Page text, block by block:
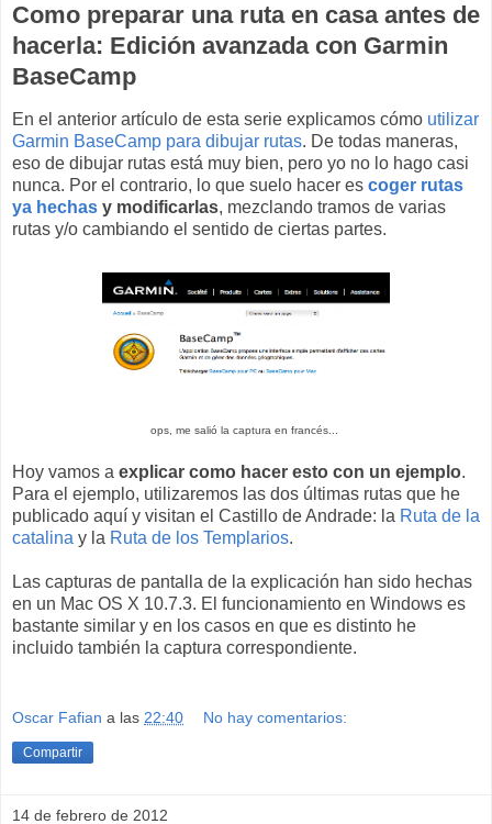
Como preparar una ruta en casa antes de
hacerla: Edición avanzada con Garmin
BaseCamp
En el anterior artículo de esta serie explicamos cómo utilizar
Garmin BaseCamp para dibujar rutas. De todas maneras,
eso de dibujar rutas está muy bien, pero yo no lo hago casi
nunca. Por el contrario, lo que suelo hacer es coger rutas
ya hechas y modificarlas, mezclando tramos de varias
rutas y/o cambiando el sentido de ciertas partes.
ops, me salió la captura en francés...
Hoy vamos a explicar como hacer esto con un ejemplo.
Para el ejemplo, utilizaremos las dos últimas rutas que he
publicado aquí y visitan el Castillo de Andrade: la Ruta de la
catalina y la Ruta de los Templarios.
Las capturas de pantalla de la explicación han sido hechas
en un Mac OS X 10.7.3. El funcionamiento en Windows es
bastante similar y en los casos en que es distinto he
incluido también la captura correspondiente.
Oscar Fafian a las 22:40 No hay comentarios:
Compartir
14 de febrero de 2012